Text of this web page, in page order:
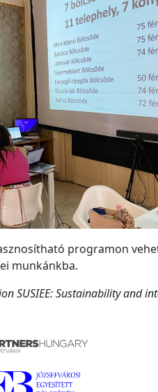
programon
munkánkba.
SUSIEE: Sustainabilityand